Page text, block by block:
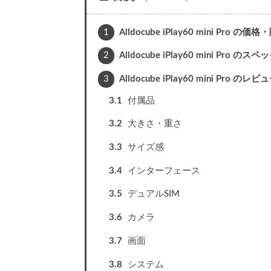
1 Alldocube iPlay60 mini Pro の価格・
2 Alldocube iPlay60 mini Pro のスペッ
3 Alldocube iPlay60 mini Pro のレビュ
3.1 付属品
3.2 大きさ・重さ
3.3 サイズ感
3.4 インターフェース
3.5 デュアルSIM
3.6 カメラ
3.7 画面
3.8 システム